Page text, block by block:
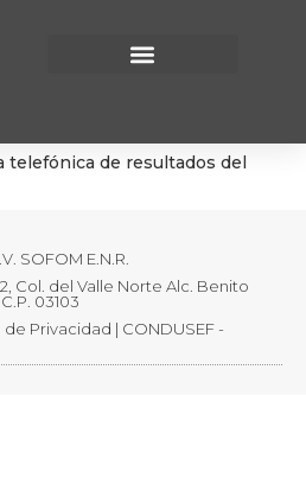
telefónica de resultados del
SOFOM E.N.R.
Col. del Valle Norte Alc. Benito
03103
Privacidad | CONDUSEF -